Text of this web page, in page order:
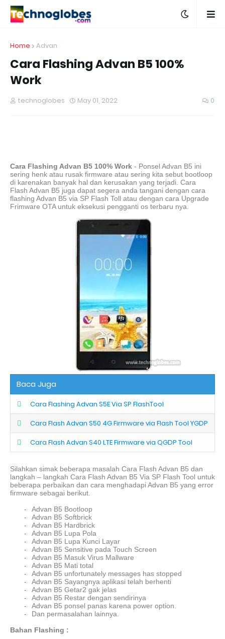
Home Advan
Cara Flashing Advan B5 100%
Work
technoglobes May 01, 2022 0
Cara Flashing Advan B5 100% Work - Ponsel Advan B5 ini
sering henk atau rusak firmware atau sering kita sebut bootloop
di karenakan banyak hal dan kerusakan yang terjadi. Cara
Flash Advan B5 juga dapat segera anda tangani dengan cara
flashing Advan B5 via SP Flash Toll atau dengan cara Upgrade
Frimware OTA untuk eksekusi pengganti os terbaru nya.
Baca Juga
Cara Flashing Advan S5E Via SP FlashTool
Cara Flash Advan S50 4G Firmware via Flash Tool YGDP
Cara Flash Advan S40 LTE Firmware via QGDP Tool
Silahkan simak beberapa masalah Cara Flash Advan B5 dan
langkah – langkah Cara Flash Advan B5 Via SP Flash Tool untuk
beberapa perbaikan dan cara menghadapi Advan B5 yang error
firmware sebagai berikut.
-
Advan B5 Bootloop
-
Advan B5 Softbrick
-
Advan B5 Hardbrick
-
Advan B5 Lupa Pola
-
Advan B5 Lupa Kunci Layar
-
Advan B5 Sensitive pada Touch Screen
-
Advan B5 Masuk Virus Mallware
-
Advan B5 Mati total
-
Advan B5 unfortunately messages has stopped
-
Advan B5 Sayangnya aplikasi telah berhenti
-
Advan B5 Getar2 gak jelas
-
Advan B5 Restar dengan sendirinya
-
Advan B5 ponsel panas karena power option.
-
Dan permasalahan lainnya.
Bahan Flashing :